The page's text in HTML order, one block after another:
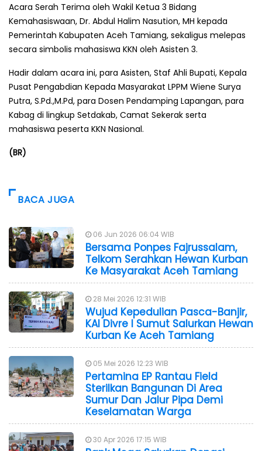
Acara Serah Terima oleh Wakil Ketua 3 Bidang
Kemahasiswaan, Dr. Abdul Halim Nasution, MH kepada
Pemerintah Kabupaten Aceh Tamiang, sekaligus melepas
secara simbolis mahasiswa KKN oleh Asisten 3.
Hadir dalam acara ini, para Asisten, Staf Ahli Bupati, Kepala
Pusat Pengabdian Kepada Masyarakat LPPM Wiene Surya
Putra, S.Pd.,M.Pd, para Dosen Pendamping Lapangan, para
Kabag di lingkup Setdakab, Camat Sekerak serta
mahasiswa peserta KKN Nasional.
(BR)
BACA JUGA
06 Jun 2026 06:04 WIB
Bersama Ponpes Fajrussalam,
Telkom Serahkan Hewan Kurban
Ke Masyarakat Aceh Tamiang
28 Mei 2026 12:31 WIB
Wujud Kepedulian Pasca-Banjir,
KAI Divre I Sumut Salurkan Hewan
Kurban Ke Aceh Tamiang
05 Mei 2026 12:23 WIB
Pertamina EP Rantau Field
Sterilkan Bangunan Di Area
Sumur Dan Jalur Pipa Demi
Keselamatan Warga
30 Apr 2026 17:15 WIB